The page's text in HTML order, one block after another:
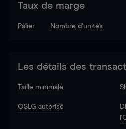
Taux de marge
Palier Nombre d’unités
Les détails des
Taille minimale
OSLG autorisé